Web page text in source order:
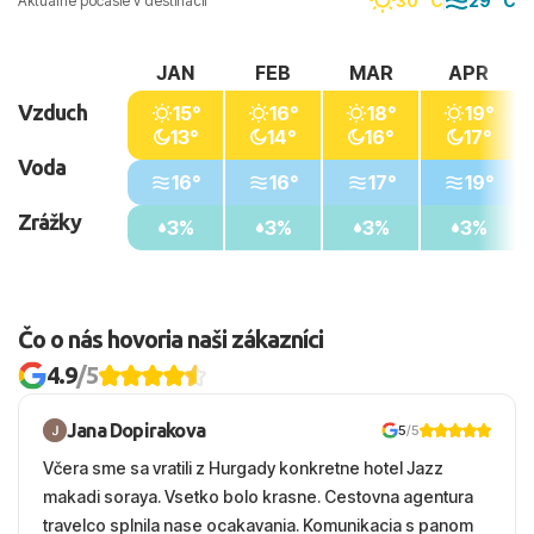
Vzduch
Voda
Zrážky
JAN
15°
13°
16°
3%
FEB
16°
14°
16°
3%
MAR
18°
16°
17°
3%
APR
19°
17°
19°
3%
Čo o nás hovoria naši zákazníci
4.9/5
Jana Dopirakova 5/5
Včera sme sa vratili z Hurgady konkretne hotel Jazz
makadi soraya. Vsetko bolo krasne. Cestovna agentura
travelco splnila nase ocakavania. Komunikacia s panom